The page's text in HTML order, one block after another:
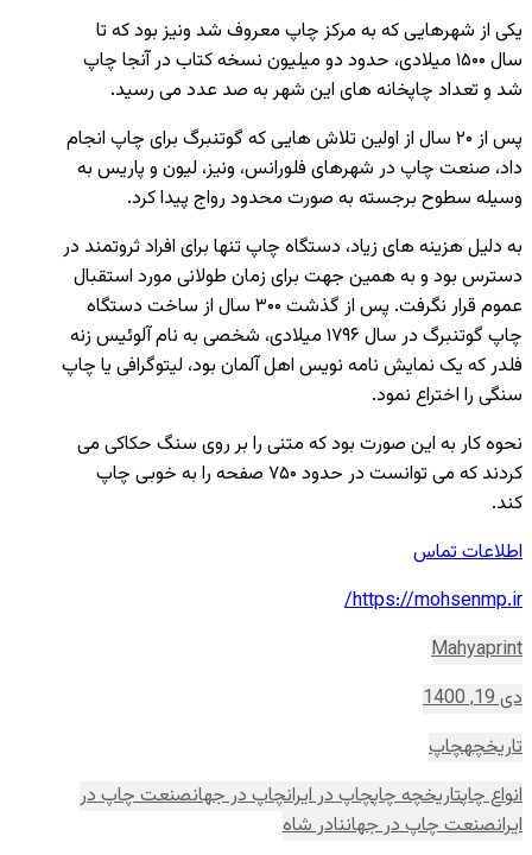
یکی از شهرهایی که به مرکز چاپ معروف شد ونیز بود که تا
سال ۱۵۰۰ میلادی، حدود دو میلیون نسخه کتاب در آنجا چاپ
شد و تعداد چاپخانه های این شهر به صد عدد می رسید.
پس از ۲۰ سال از اولین تلاش هایی که گوتنبرگ برای چاپ انجام
داد، صنعت چاپ در شهرهای فلورانس، ونیز، لیون و پاریس به
وسیله سطوح برجسته به صورت محدود رواج پیدا کرد.
به دلیل هزینه های زیاد، دستگاه چاپ تنها برای افراد ثروتمند در
دسترس بود و به همین جهت برای زمان طولانی مورد استقبال
عموم قرار نگرفت. پس از گذشت ۳۰۰ سال از ساخت دستگاه
چاپ گوتنبرگ در سال ۱۷۹۶ میلادی، شخصی به نام آلوئیس زنه
فلدر که یک نمایش نامه نویس اهل آلمان بود، لیتوگرافی یا چاپ
سنگی را اختراع نمود.
نحوه کار به این صورت بود که متنی را بر روی سنگ حکاکی می
کردند که می توانست در حدود ۷۵۰ صفحه را به خوبی چاپ
کند.
اطلاعات تماس
https://mohsenmp.ir/
Mahyaprint
دی 19, 1400
تاریخچهچاپ
انواع چاپتاریخچه چاپچاپ در ایرانچاپ در جهانصنعت چاپ در
ایرانصنعت چاپ در جهاننادر شاه